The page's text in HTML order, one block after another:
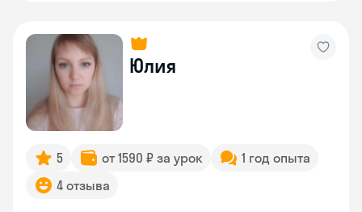
Юлия
5 от 1590 ₽ за урок
1 год опыта
4 отзыва